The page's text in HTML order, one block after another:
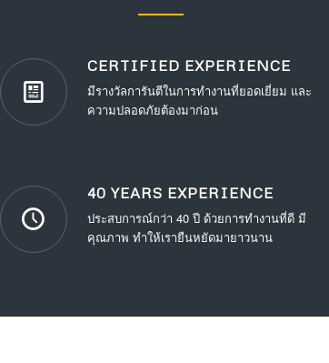
CERTIFIED EXPERIENCE
มีรางวัลการันตีในการทำงานที่ยอดเยี่ยม และ
ความปลอดภัยต้องมาก่อน
40 YEARS EXPERIENCE
ประสบการณ์กว่า 40 ปี ด้วยการทำงานที่ดี มี
คุณภาพ ทำให้เรายืนหยัดมายาวนาน